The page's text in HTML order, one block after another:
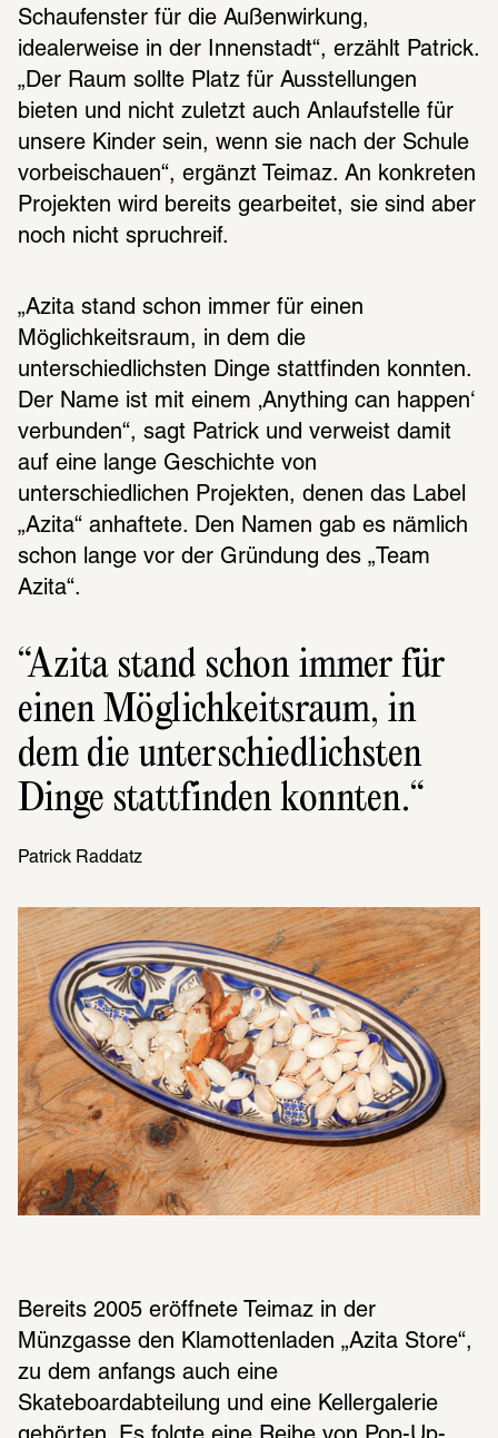
Schaufenster für die Außenwirkung,
idealerweise in der Innenstadt“, erzählt Patrick.
„Der Raum sollte Platz für Ausstellungen
bieten und nicht zuletzt auch Anlaufstelle für
unsere Kinder sein, wenn sie nach der Schule
vorbeischauen“, ergänzt Teimaz. An konkreten
Projekten wird bereits gearbeitet, sie sind aber
noch nicht spruchreif.
„Azita stand schon immer für einen
Möglichkeitsraum, in dem die
unterschiedlichsten Dinge stattfinden konnten.
Der Name ist mit einem ‚Anything can happen‘
verbunden“, sagt Patrick und verweist damit
auf eine lange Geschichte von
unterschiedlichen Projekten, denen das Label
„Azita“ anhaftete. Den Namen gab es nämlich
schon lange vor der Gründung des „Team
Azita“.
Azita stand schon immer für
einen Möglich­keits­raum, in
dem die unter­schied­lichs­ten
Dinge statt­fin­den konn­ten.
Patrick Raddatz
Bereits 2005 eröffnete Teimaz in der
Münzgasse den Klamottenladen „Azita Store“,
zu dem anfangs auch eine
Skateboardabteilung und eine Kellergalerie